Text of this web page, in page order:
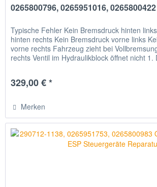
0265800796, 0265951016,
Typische Fehler Kein Bremsdruck hinten
hinten rechts Kein Bremsdruck vorne links
vorne rechts Fahrzeug zieht bei
rechts Ventil im Hydraulikblock öffnet nicht 1.
329,00 € *
Merken